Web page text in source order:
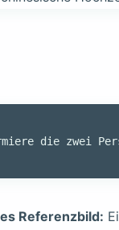
Referenzbild: